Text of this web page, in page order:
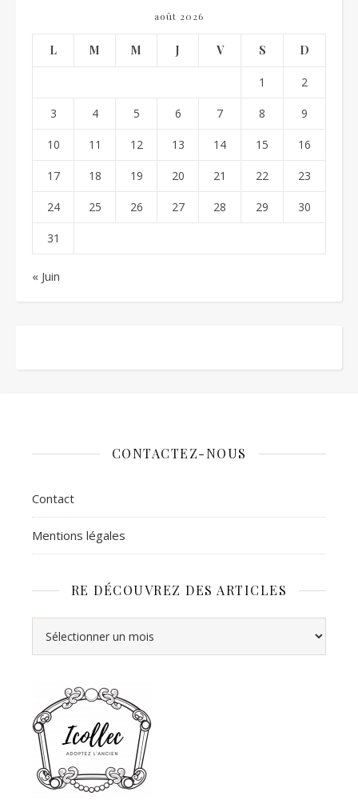
août 2026
L M M J V S D
1 2
3 4 5 6 7 8 9
10 11 12 13 14 15 16
17 18 19 20 21 22 23
24 25 26 27 28 29 30
31
« Juin
CONTACTEZ-NOUS
Contact
Mentions légales
RE DÉCOUVREZ DES ARTICLES